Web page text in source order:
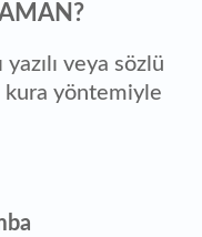
yazılı veya sözlü
kura yöntemiyle